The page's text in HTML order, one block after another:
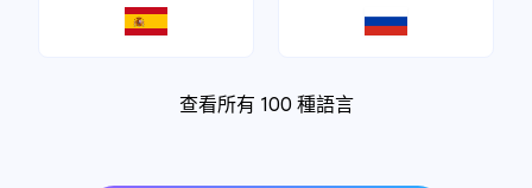
查看所有 100 種語言